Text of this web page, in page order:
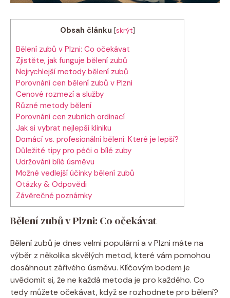
Obsah článku [skrýt]
Bělení⁣ zubů v Plzni:‍ Co ​očekávat
Zjistěte, jak funguje bělení zubů
Nejrychlejší⁣ metody bělení zubů
Porovnání cen bělení zubů v Plzni
Cenové rozmezí a služby
Různé metody bělení
Porovnání cen zubních ‍ordinací
Jak⁤ si vybrat nejlepší kliniku
Domácí vs. profesionální bělení: Které​ je lepší?
Důležité tipy pro péči o bílé zuby
Udržování bílé úsměvu
Možné vedlejší účinky bělení ‌zubů
Otázky & Odpovědi
Závěrečné poznámky
Bělení⁣ zubů v Plzni:‍ Co ​očekávat
Bělení zubů je dnes velmi‍ populární ​a v Plzni máte na
výběr ⁣z několika skvělých metod, které vám pomohou
dosáhnout ​zářivého ⁤úsměvu. Klíčovým ​bodem⁢ je
uvědomit si,​ že ne každá metoda je pro každého. Co
tedy ⁢můžete očekávat, ‌když se rozhodnete pro bělení?